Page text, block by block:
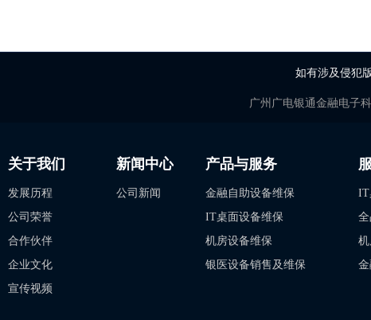
如有涉及侵犯
广州广电银通金融电子
关于我们
发展历程
公司荣誉
合作伙伴
企业文化
宣传视频
新闻中心
公司新闻
产品与服务
金融自助设备维保
IT桌面设备维保
机房设备维保
银医设备销售及维保
IT